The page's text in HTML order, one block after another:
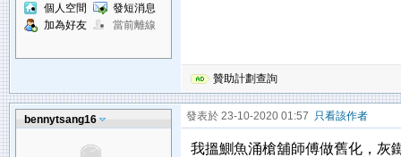
個人空間
發短消息
加為好友
當前離線
贊助計劃查詢
bennytsang16 發表於 23-10-2020 01:57 只看該作者
我搵鰂魚涌槍舖師傅做舊化，灰